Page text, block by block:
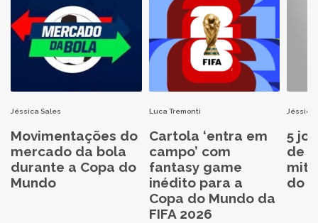
Jéssica Sales
Movimentações do
mercado da bola
durante a Copa do
Mundo
Luca Tremonti
Cartola ‘entra em
campo’ com
fantasy game
inédito para a
Copa do Mundo da
FIFA 2026
Jéssica
5
de
do